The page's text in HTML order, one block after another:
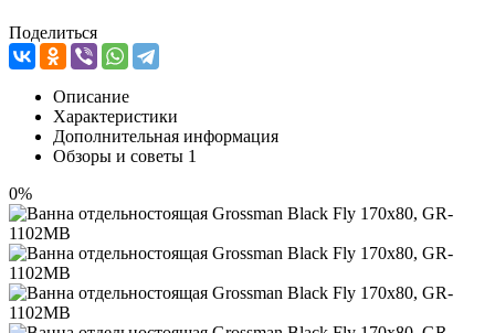
Поделиться
Описание
Характеристики
Дополнительная информация
Обзоры и советы 1
0%